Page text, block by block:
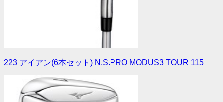
223 アイアン(6本セット) N.S.PRO MODUS3 TOUR 115